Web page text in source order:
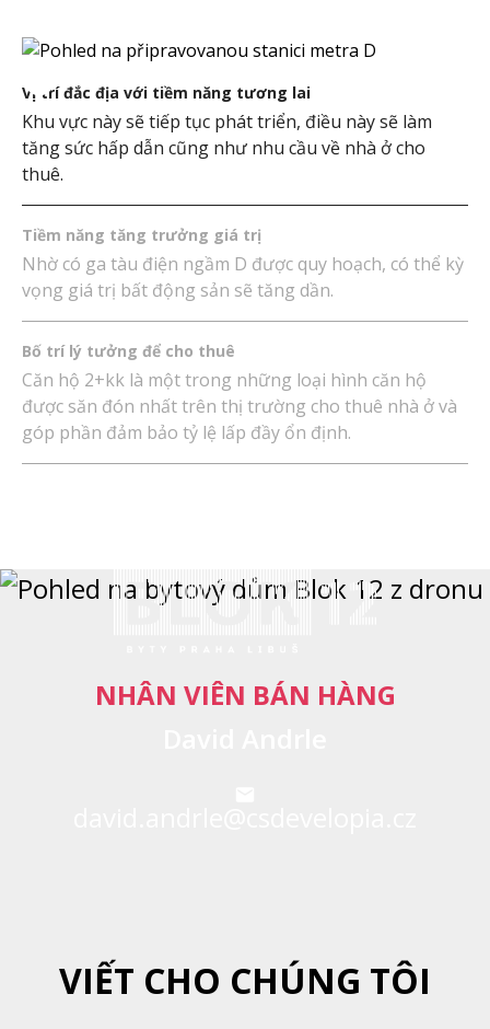
Vị trí đắc địa với tiềm năng tương lai
Khu vực này sẽ tiếp tục phát triển, điều này sẽ làm
tăng sức hấp dẫn cũng như nhu cầu về nhà ở cho
thuê.
Tiềm năng tăng trưởng giá trị
Nhờ có ga tàu điện ngầm D được quy hoạch, có thể kỳ
vọng giá trị bất động sản sẽ tăng dần.
Bố trí lý tưởng để cho thuê
Căn hộ 2+kk là một trong những loại hình căn hộ
được săn đón nhất trên thị trường cho thuê nhà ở và
góp phần đảm bảo tỷ lệ lấp đầy ổn định.
NHÂN VIÊN BÁN HÀNG
VIẾT CHO CHÚNG TÔI